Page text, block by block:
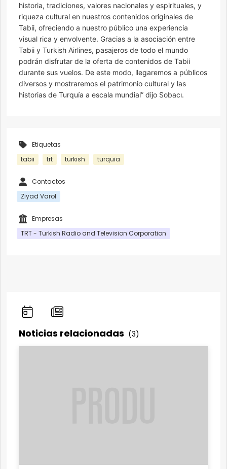
historia, tradiciones, valores nacionales y espirituales, y
riqueza cultural en nuestros contenidos originales de
Tabii, ofreciendo a nuestro público una experiencia
visual rica y envolvente. Gracias a la asociación entre
Tabii y Turkish Airlines, pasajeros de todo el mundo
podrán disfrutar de la oferta de contenidos de Tabii
durante sus vuelos. De este modo, llegaremos a públicos
diversos y mostraremos el patrimonio cultural y las
historias de Turquía a escala mundial” dijo Sobacı.
Etiquetas
tabii
trt turkish turquia
Contactos
Ziyad Varol
Empresas
TRT - Turkish Radio and Television Corporation
Noticias relacionadas (3)